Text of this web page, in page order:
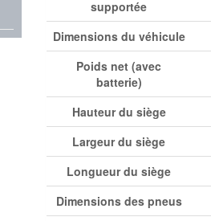
supportée
Dimensions du véhicule
Poids net (avec
batterie)
Hauteur du siège
Largeur du siège
Longueur du siège
Dimensions des pneus